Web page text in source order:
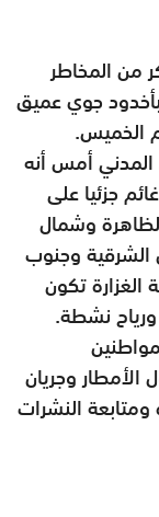
من المخاطر
جوي عميق
الخميس.
المدني أمس أنه
جزئيا على
وشمال
الشرقية وجنوب
تكون
ورياح نشطة.
الأمطار وجريان
ومتابعة النشرات